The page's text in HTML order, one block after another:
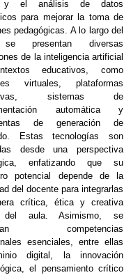
y el análisis de datos
para mejorar la toma de
pedagógicas. A lo largo del
presentan diversas
de la inteligencia artificial
educativos, como
virtuales, plataformas
sistemas de
automática y
de generación de
Estas tecnologías son
desde una perspectiva
enfatizando que su
potencial depende de la
del docente para integrarlas
crítica, ética y creativa
del aula. Asimismo, se
competencias
esenciales, entre ellas
digital, la innovación
el pensamiento crítico